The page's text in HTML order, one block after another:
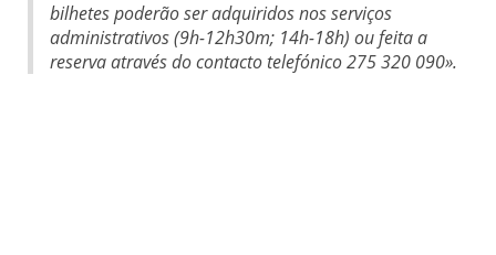
bilhetes poderão ser adquiridos nos serviços
administrativos (9h-12h30m; 14h-18h) ou feita a
reserva através do contacto telefónico 275 320 090».